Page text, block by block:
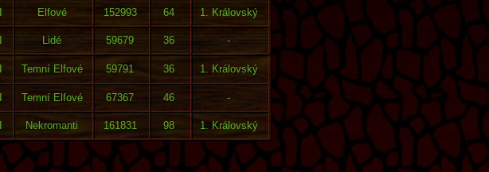
Elfové 152993 64
1. Královský
Lidé 59679 36
-
Temní Elfové 59791 36
1. Královský
Temní Elfové 67367 46
-
Nekromanti 161831 98 1. Královský